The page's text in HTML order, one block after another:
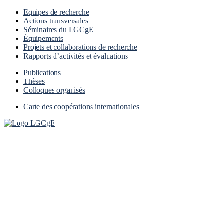
Equipes de recherche
Actions transversales
Séminaires du LGCgE
Équipements
Projets et collaborations de recherche
Rapports d’activités et évaluations
Publications
Thèses
Colloques organisés
Carte des coopérations internationales